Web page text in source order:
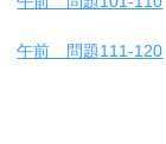
午前 問題111-120